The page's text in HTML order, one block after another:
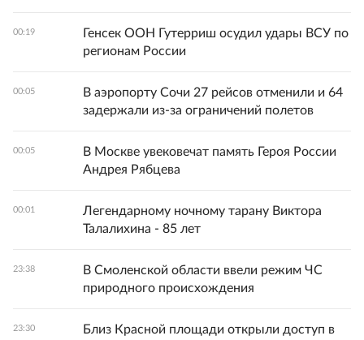
00:19
Генсек ООН Гутерриш осудил удары ВСУ по
регионам России
00:05
В аэропорту Сочи 27 рейсов отменили и 64
задержали из-за ограничений полетов
00:05
В Москве увековечат память Героя России
Андрея Рябцева
00:01
Легендарному ночному тарану Виктора
Талалихина - 85 лет
23:38
В Смоленской области ввели режим ЧС
природного происхождения
23:30
Близ Красной площади открыли доступ в